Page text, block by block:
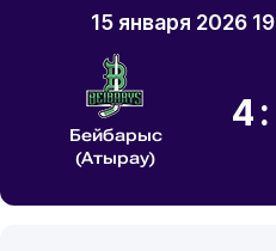
15 января 2026
Бейбарыс
(Атырау)